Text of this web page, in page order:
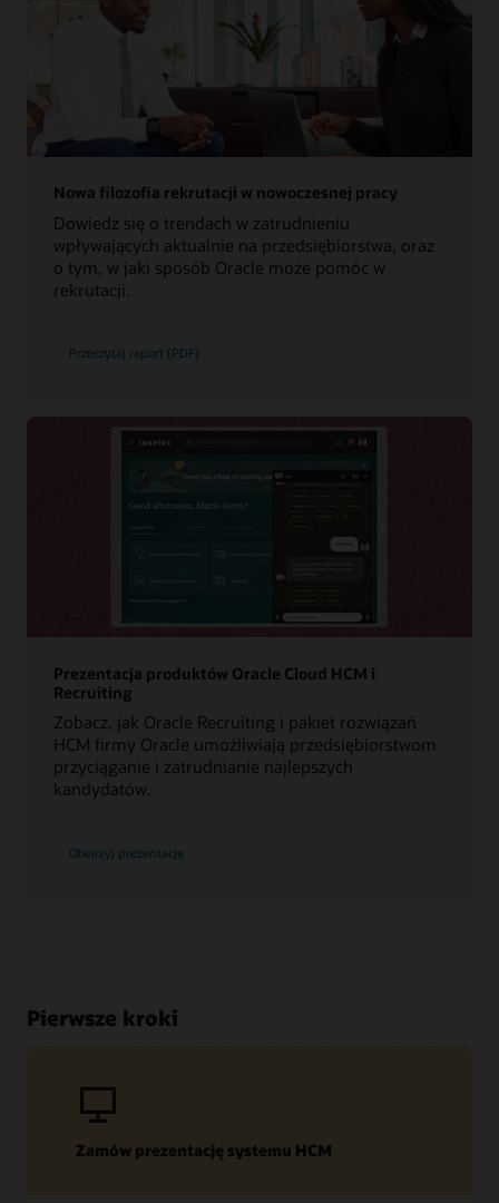
Nowa filozofia rekrutacji w nowoczesnej pracy
Dowiedz się o trendach w zatrudnieniu
wpływających aktualnie na przedsiębiorstwa, oraz
o tym, w jaki sposób Oracle może pomóc w
rekrutacji.
Przeczytaj raport (PDF)
Prezentacja produktów Oracle Cloud HCM i
Recruiting
Zobacz, jak Oracle Recruiting i pakiet rozwiązań
HCM firmy Oracle umożliwiają przedsiębiorstwom
przyciąganie i zatrudnianie najlepszych
kandydatów.
Obejrzyj prezentację
Pierwsze kroki
Zamów prezentację systemu HCM